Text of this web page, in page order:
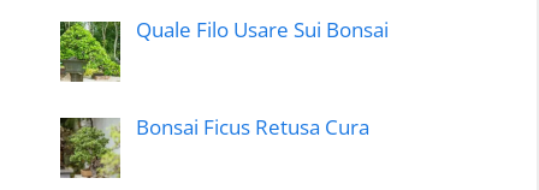
Quale Filo Usare Sui Bonsai
Bonsai Ficus Retusa Cura